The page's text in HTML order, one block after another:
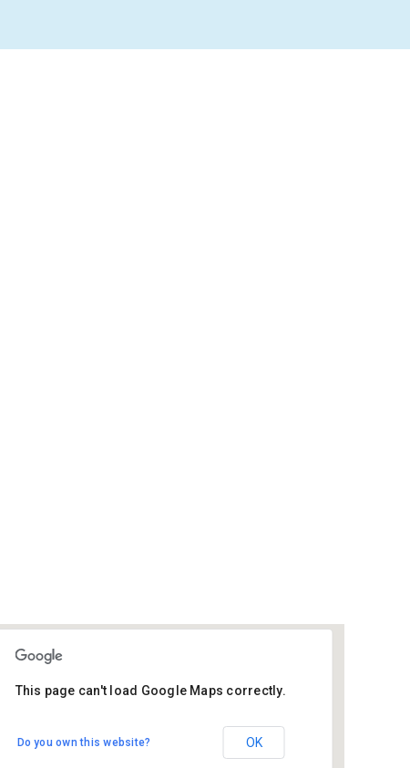
De Regenboog - Bemmel
Bloemenstraat 2 - Bemmel
This page can't load Google Maps correctly.
Do you own this website? OK